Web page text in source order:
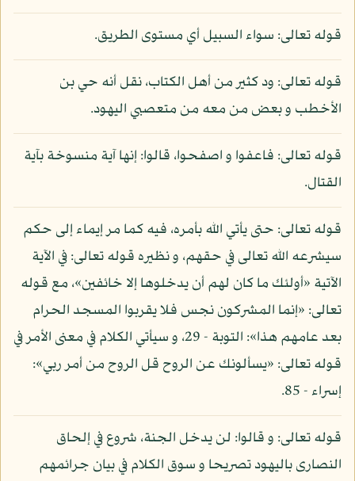
قوله تعالى: سواء السبيل أي مستوى الطريق.
قوله تعالى: ود كثير من أهل الكتاب، نقل أنه حي بن
الأخطب و بعض من معه من متعصبي اليهود.
قوله تعالى: فاعفوا و اصفحوا، قالوا: إنها آية منسوخة بآية
القتال.
قوله تعالى: حتى يأتي الله بأمره، فيه كما مر إيماء إلى حكم
سيشرعه الله تعالى في حقهم، و نظيره قوله تعالى: في الآية
الآتية «أولئك ما كان لهم أن يدخلوها إلا خائفين»، مع قوله
تعالى: «إنما المشركون نجس فلا يقربوا المسجد الحرام
بعد عامهم هذا»: التوبة - 29، و سيأتي الكلام في معنى الأمر في
قوله تعالى: «يسألونك عن الروح قل الروح من أمر ربي»:
إسراء - 85.
قوله تعالى: و قالوا: لن يدخل الجنة، شروع في إلحاق
النصارى باليهود تصريحا و سوق الكلام في بيان جرائمهم